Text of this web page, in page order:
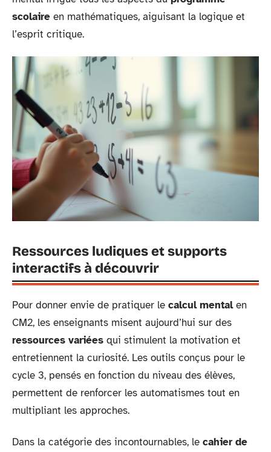
scolaire en mathématiques, aiguisant la logique et
l’esprit critique.
Ressources ludiques et supports
interactifs à découvrir
Pour donner envie de pratiquer le calcul mentalen
CM2, les enseignants misent aujourd’hui sur des
ressources variées qui stimulent la motivation et
entretiennent la curiosité. Les outils conçus pour le
cycle 3, pensés en fonction du niveau des élèves,
permettent de renforcer les automatismes tout en
multipliant les approches.
Dans la catégorie des incontournables, le cahier de